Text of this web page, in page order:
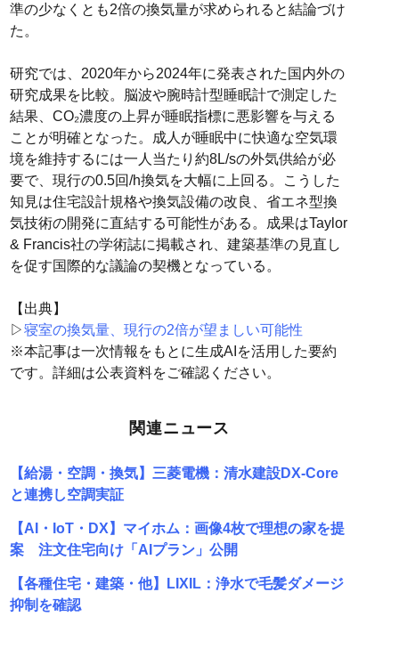
準の少なくとも2倍の換気量が求められると結論づけ
た。
研究では、2020年から2024年に発表された国内外の
研究成果を比較。脳波や腕時計型睡眠計で測定した
結果、CO₂濃度の上昇が睡眠指標に悪影響を与える
ことが明確となった。成人が睡眠中に快適な空気環
境を維持するには一人当たり約8L/sの外気供給が必
要で、現行の0.5回/h換気を大幅に上回る。こうした
知見は住宅設計規格や換気設備の改良、省エネ型換
気技術の開発に直結する可能性がある。成果はTaylor
& Francis社の学術誌に掲載され、建築基準の見直し
を促す国際的な議論の契機となっている。
【出典】
▷寝室の換気量、現行の2倍が望ましい可能性
※本記事は一次情報をもとに生成AIを活用した要約
です。詳細は公表資料をご確認ください。
関連ニュース
【給湯・空調・換気】三菱電機：清水建設DX-Core
と連携し空調実証
【AI・IoT・DX】マイホム：画像4枚で理想の家を提
案 注文住宅向け「AIプラン」公開
【各種住宅・建築・他】LIXIL：浄水で毛髪ダメージ
抑制を確認